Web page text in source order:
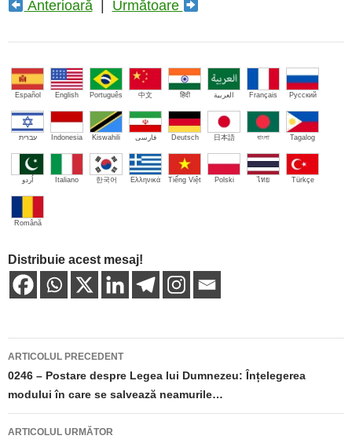
Anterioară| Următoare
Español English Português 中文 हिंदी العربية Français Русский
עברית Indonesia Kiswahili فارسی Deutsch 日本語 বাংলা Tagalog
اُردو Italiano 한국어 Ελληνικά Tiếng Việt Polski ไทย Türkçe
Română
Distribuie acest mesaj!
Navigare
în
articole
ARTICOLUL PRECEDENT
0246 – Postare despre Legea lui Dumnezeu: Înțelegerea
modului în care se salvează neamurile…
ARTICOLUL URMĂTOR